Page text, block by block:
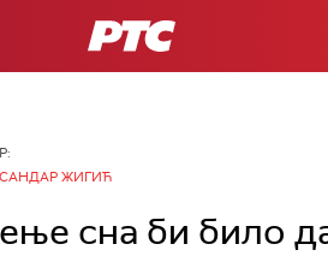
РТС
ЖИГИЋ
сна би било